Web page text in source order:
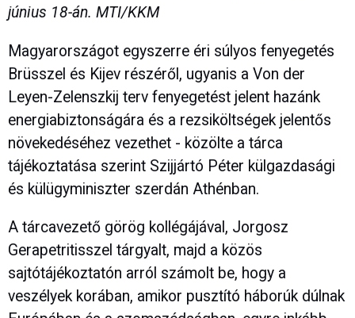
június 18-án. MTI/KKM
Magyarországot egyszerre éri súlyos fenyegetés
Brüsszel és Kijev részéről, ugyanis a Von der
Leyen-Zelenszkij terv fenyegetést jelent hazánk
energiabiztonságára és a rezsiköltségek jelentős
növekedéséhez vezethet - közölte a tárca
tájékoztatása szerint Szijjártó Péter külgazdasági
és külügyminiszter szerdán Athénban.
A tárcavezető görög kollégájával, Jorgosz
Gerapetritisszel tárgyalt, majd a közös
sajtótájékoztatón arról számolt be, hogy a
veszélyek korában, amikor pusztító háborúk dúlnak